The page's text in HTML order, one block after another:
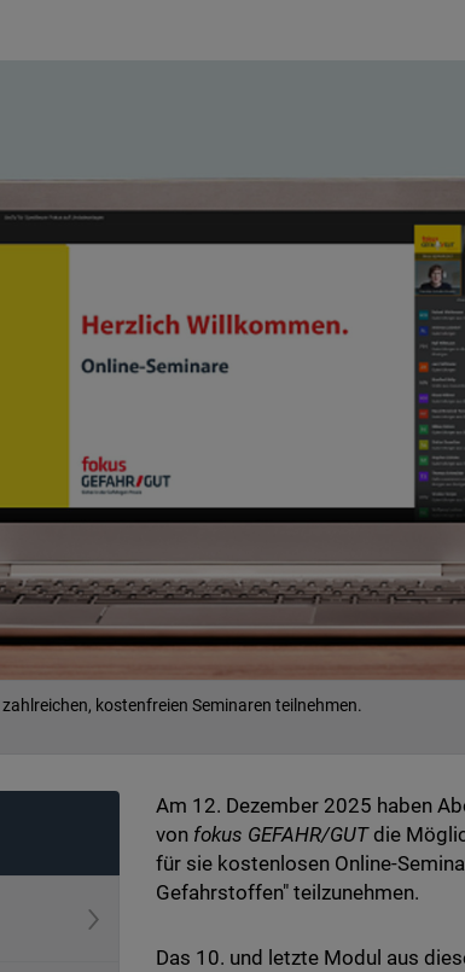
kostenfreien Seminaren teilnehmen.
Am 12. Dezember 2025 haben
von fokus GEFAHR/GUTdie
für sie kostenlosen Online-
Gefahrstoffen" teilzunehmen.
Das 10. und letzte Modul aus